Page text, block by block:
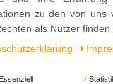
46, 111 34
zu den von uns
als Nutzer finden
Essenziell